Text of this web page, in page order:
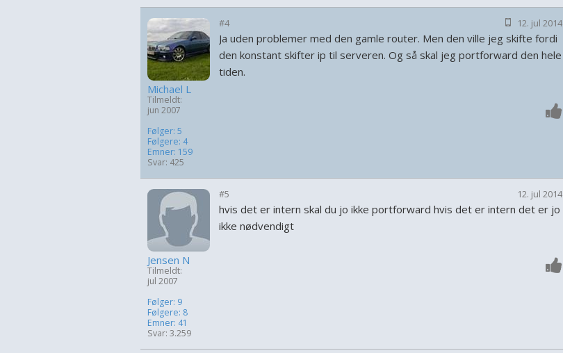
Michael L
Tilmeldt:
jun 2007
Følger: 5
Følgere: 4
Emner: 159
Svar: 425
#4 12. jul 2014
Ja uden problemer med den gamle router. Men den ville jeg skifte fordi
den konstant skifter ip til serveren. Og så skal jeg portforward den hele
tiden.
Jensen N
Tilmeldt:
jul 2007
Følger: 9
Følgere: 8
Emner: 41
Svar: 3.259
#5 12. jul 2014
hvis det er intern skal du jo ikke portforward hvis det er intern det er jo
ikke nødvendigt